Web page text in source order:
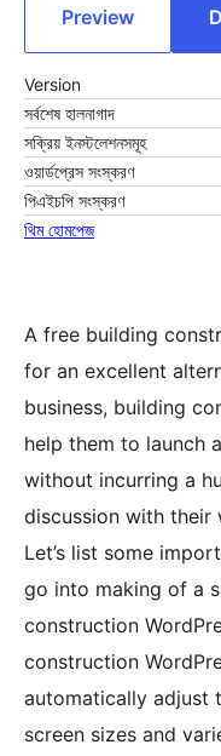
Preview
Version
সর্বশেষ হালনাগাদ
সক্রিয় ইনস্টলেশনসমূহ
ওয়ার্ডপ্রেস সংস্করণ
পিএইচপি সংস্করণ
থিম হোমপেজ
A free building
for an excellent
business, building
help them to launch
without incurring a
discussion with their
Let’s list some
go into making of a
construction
construction
automatically adjust
screen sizes and